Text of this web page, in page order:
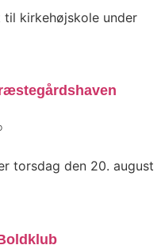
kirkehøjskole under
torsdag den 20. august